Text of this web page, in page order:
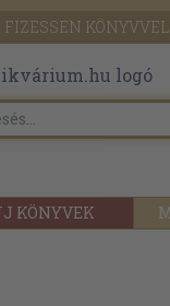
FIZESSEN
KÖNYVEK